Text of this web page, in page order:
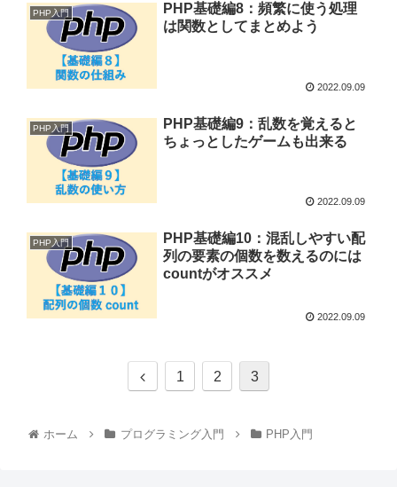
PHP入門
PHP基礎編8：頻繁に使う処理
は関数としてまとめよう
2022.09.09
PHP入門
PHP基礎編9：乱数を覚えると
ちょっとしたゲームも出来る
2022.09.09
PHP入門
PHP基礎編10：混乱しやすい配
列の要素の個数を数えるのには
countがオススメ
2022.09.09
1 2 3
ホーム プログラミング入門 PHP入門